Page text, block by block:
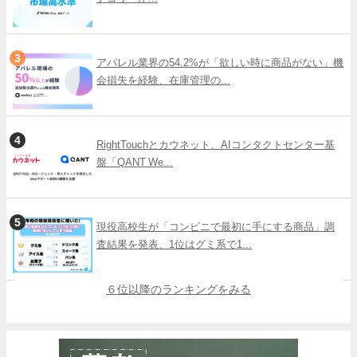
アパレル業界の54.2%が「欲しい時に商品がない」機
会損失を経験、在庫管理の...
RightTouchとカウネット、AIコンタクトセンター基
盤「QANT We...
現役高校生が「コンビニで最初に手にする商品」調
査結果を発表、1位はグミ系で1...
６位以降のランキングをみる